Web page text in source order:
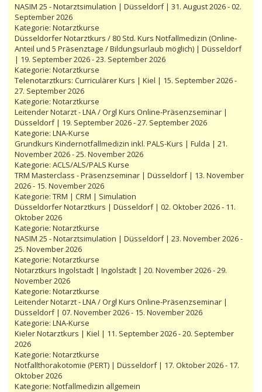
NASIM 25 - Notarztsimulation | Düsseldorf | 31. August 2026 - 02.
September 2026
Kategorie: Notarztkurse
Düsseldorfer Notarztkurs / 80 Std. Kurs Notfallmedizin (Online-
Anteil und 5 Präsenztage / Bildungsurlaub möglich) | Düsseldorf
| 19. September 2026 - 23. September 2026
Kategorie: Notarztkurse
Telenotarztkurs: Curriculärer Kurs | Kiel | 15. September 2026 -
27. September 2026
Kategorie: Notarztkurse
Leitender Notarzt - LNA / Orgl Kurs Online-Präsenzseminar |
Düsseldorf | 19. September 2026 - 27. September 2026
Kategorie: LNA-Kurse
Grundkurs Kindernotfallmedizin inkl. PALS-Kurs | Fulda | 21.
November 2026 - 25. November 2026
Kategorie: ACLS/ALS/PALS Kurse
TRM Masterclass - Präsenzseminar | Düsseldorf | 13. November
2026 - 15. November 2026
Kategorie: TRM | CRM | Simulation
Düsseldorfer Notarztkurs | Düsseldorf | 02. Oktober 2026 - 11.
Oktober 2026
Kategorie: Notarztkurse
NASIM 25 - Notarztsimulation | Düsseldorf | 23. November 2026 -
25. November 2026
Kategorie: Notarztkurse
Notarztkurs Ingolstadt | Ingolstadt | 20. November 2026 - 29.
November 2026
Kategorie: Notarztkurse
Leitender Notarzt - LNA / Orgl Kurs Online-Präsenzseminar |
Düsseldorf | 07. November 2026 - 15. November 2026
Kategorie: LNA-Kurse
Kieler Notarztkurs | Kiel | 11. September 2026 - 20. September
2026
Kategorie: Notarztkurse
Notfallthorakotomie (PERT) | Düsseldorf | 17. Oktober 2026 - 17.
Oktober 2026
Kategorie: Notfallmedizin allgemein